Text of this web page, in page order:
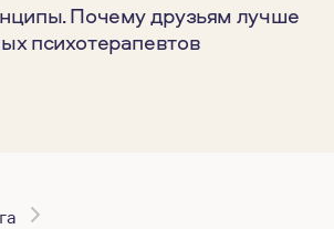
Почему друзьям лучше
психотерапевтов